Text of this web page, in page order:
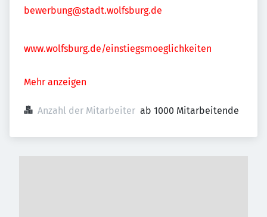
bewerbung@stadt.wolfsburg.de
www.wolfsburg.de/einstiegsmoeglichkeiten
Mehr anzeigen
Anzahl der Mitarbeiter ab 1000 Mitarbeitende